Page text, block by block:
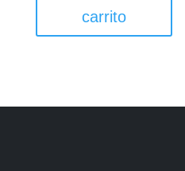
carrito